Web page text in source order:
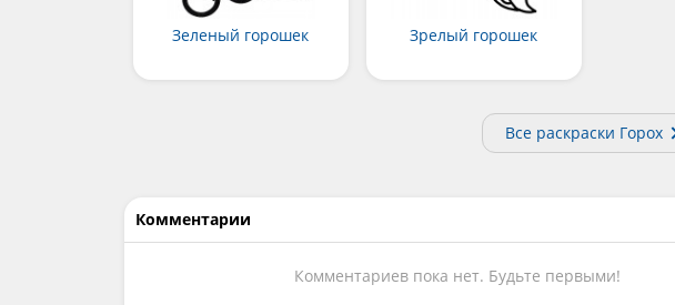
Зеленый горошек Зрелый горошек
Все раскраски Горох
Комментарии
Комментариев пока нет. Будьте первыми!